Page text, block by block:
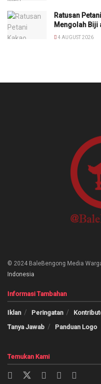
Ratusan
Mengolah Biji
4 AUGUST 2026
© 2024 BaleBengong Media
Indonesia
Informasi Tambahan
Iklan Peringatan
Tanya Jawab
Panduan Logo
Temukan Kami